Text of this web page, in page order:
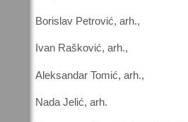
Borislav Petrović, arh.,
Ivan Rašković, arh.,
Aleksandar Tomić, arh.,
Nada Jelić, arh.